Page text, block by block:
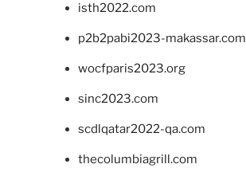
isth2022.com
p2b2pabi2023-makassar.com
wocfparis2023.org
sinc2023.com
scdlqatar2022-qa.com
thecolumbiagrill.com